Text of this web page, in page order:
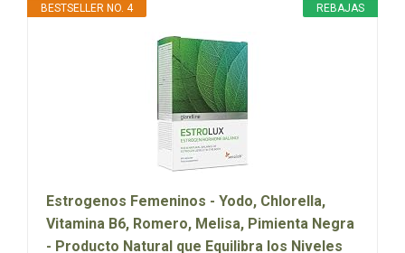
REBAJAS
BESTSELLER NO. 4
Estrogenos Femeninos - Yodo, Chlorella,
Vitamina B6, Romero, Melisa, Pimienta Negra
- Producto Natural que Equilibra los Niveles